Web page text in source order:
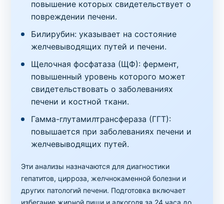
Печеночные пробы
Тимоловая проба
Код Срок
1 день
Где можно сдать
в клинике ,на дому
Цена
150 грн
Щелочная фосфатаза
Срок Где можно сдать
Белковый обмен и аминокислоты
Альбумин
Код Срок Где можно сдать Цена
150 грн
Белковый обмен и аминокислоты
повышение которых свидетельствует о
повреждении печени.
Билирубин: указывает на состояние
желчевыводящих путей и печени.
Щелочная фосфатаза (ЩФ): фермент,
повышенный уровень которого может
свидетельствовать о заболеваниях
печени и костной ткани.
Гамма-глутамилтрансфераза (ГГТ):
повышается при заболеваниях печени и
желчевыводящих путей.
Эти анализы назначаются для диагностики
гепатитов, цирроза, желчнокаменной болезни и
других патологий печени. Подготовка включает
избегание жирной пищи и алкоголя за 24 часа до